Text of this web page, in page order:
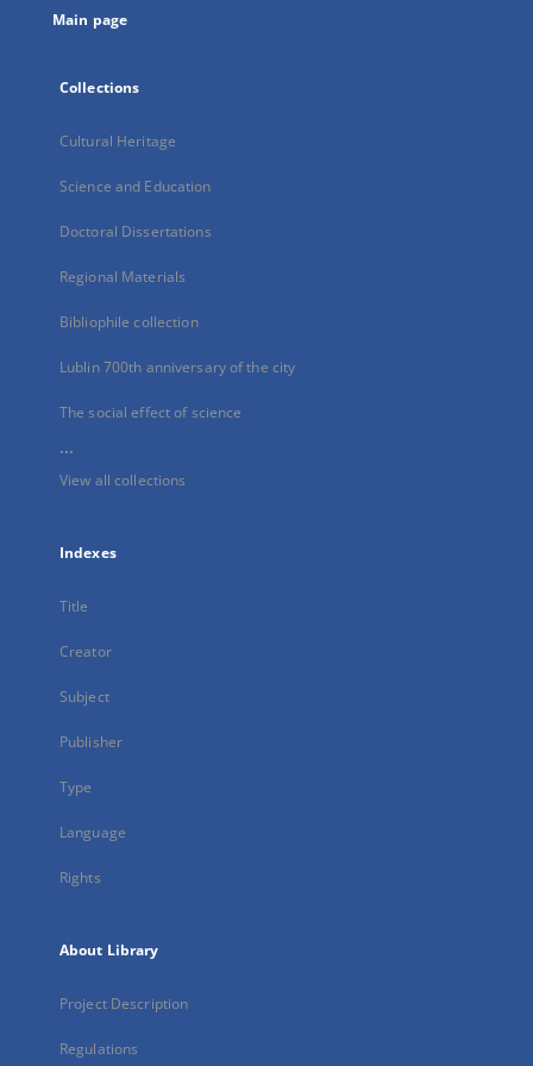
Main page
Collections
Cultural Heritage
Science and Education
Doctoral Dissertations
Regional Materials
Bibliophile collection
Lublin 700th anniversary of the city
The social effect of science
...
View all collections
Indexes
Title
Creator
Subject
Publisher
Type
Language
Rights
About Library
Project Description
Regulations